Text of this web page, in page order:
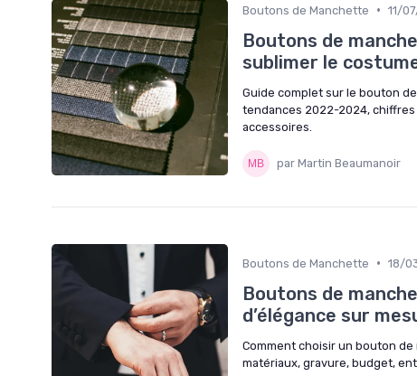
Boutons de Manchette • 11/
Boutons de
sublimer le
Guide complet sur le bouton
tendances 2022-2024,
accessoires.
par Martin Beaumanoir
Boutons de Manchette • 18/
Boutons de
d’élégance sur
Comment choisir un bouton
matériaux, gravure, budget,